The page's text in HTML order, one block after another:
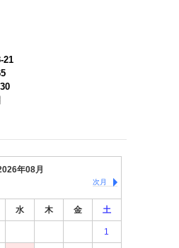
21
年08月
次月
水 木 金 土
1